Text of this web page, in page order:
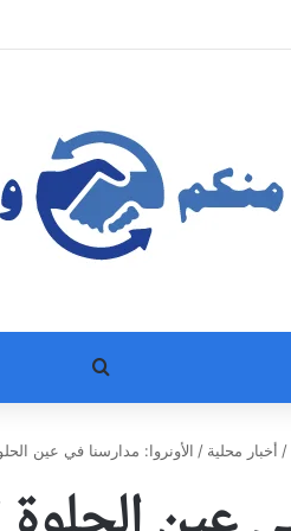
بحث عن
/ أخبار محلية / الأونروا: مدارسنا في عين